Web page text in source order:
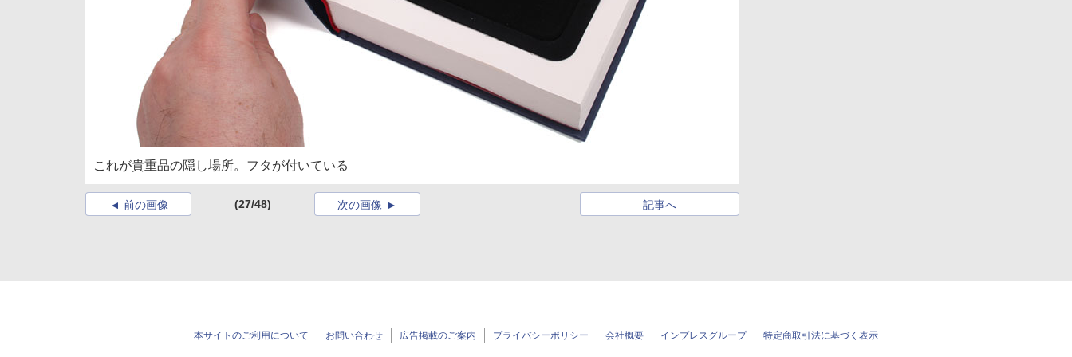
これが貴重品の隠し場所。フタが付いている
前の画像 (27/48) 記事へ
次の画像
本サイトのご利用について お問い合わせ 広告掲載のご案内 プライバシーポリシー 会社概要 インプレスグループ 特定商取引法に基づく表示